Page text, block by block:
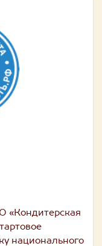
«Кондитерская
национального